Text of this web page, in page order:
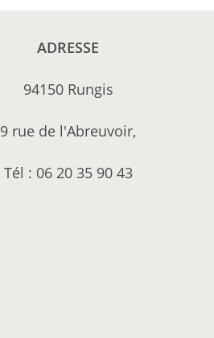
ADRESSE
94150 Rungis
9 rue de l'Abreuvoir,
Tél : 06 20 35 90 43